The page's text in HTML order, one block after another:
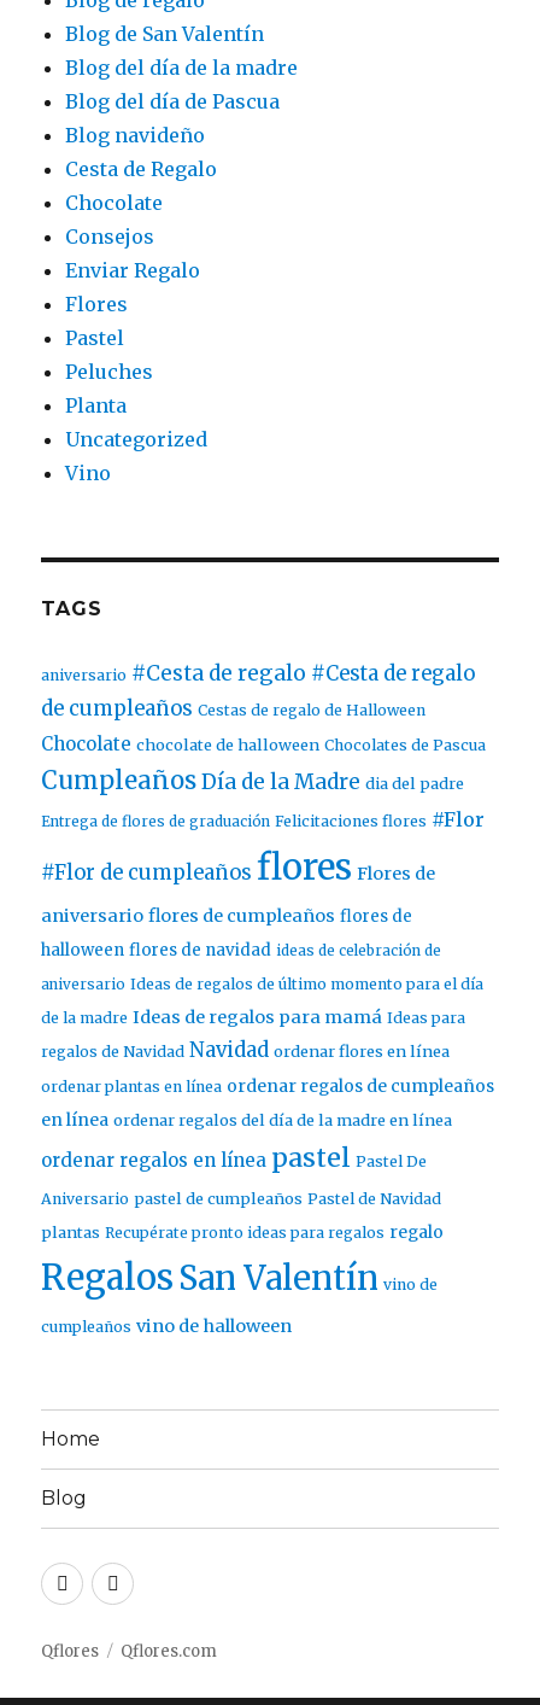
Blog de San Valentín
Blog del día de la madre
Blog del día de Pascua
Blog navideño
Cesta de Regalo
Chocolate
Consejos
Enviar Regalo
Flores
Pastel
Peluches
Planta
Uncategorized
Vino
TAGS
aniversario #Cesta de regalo #Cesta de regalo
de cumpleaños Cestas de regalo de Halloween
Chocolate chocolate de halloween Chocolates de Pascua
Cumpleaños Día de la Madre dia del padre
Entrega de flores de graduación Felicitaciones flores #Flor
#Flor de cumpleaños flores Flores de
aniversario flores de cumpleaños flores de
halloween flores de navidad ideas de celebración de
aniversario Ideas de regalos de último momento para el día
de la madre Ideas de regalos para mamá Ideas para
regalos de Navidad Navidad ordenar flores en línea
ordenar plantas en línea ordenar regalos de cumpleaños
en línea ordenar regalos del día de la madre en línea
ordenar regalos en línea pastel Pastel De
Aniversario pastel de cumpleaños Pastel de Navidad
plantas Recupérate pronto ideas para regalos regalo
Regalos San Valentín vino de
cumpleaños vino de halloween
Home
Blog
TwitterFacebook
Qflores Qflores.com